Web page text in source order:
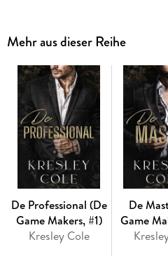
haar lichaam en geest speelt,
Liefde is de ultieme troef. . .
Wanneer Vice en haar partners
overhaast huwelijk in Vegas,
beschermen met huwelijkse
haar met alles wat hij heeft.
vertrouwen?
Mehr aus dieser Reihe
De Professional (De
Game Makers, #1)
Kresley Cole
De
Game